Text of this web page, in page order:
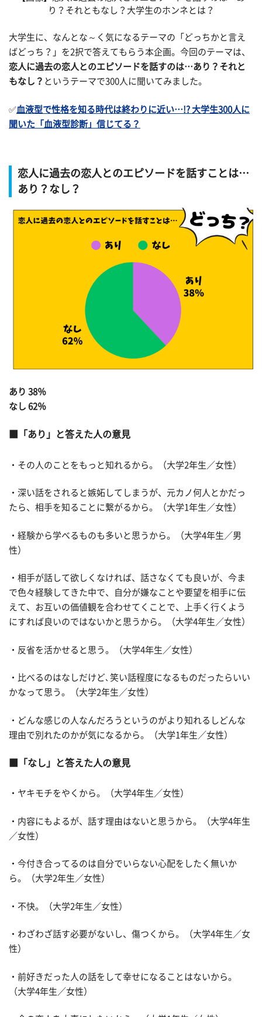
り？それともなし？大学生のホンネとは？
大学生に、なんとな～く気になるテーマの「どっちかと言え
ばどっち？」を2択で答えてもらう本企画。今回のテーマは、
恋人に過去の恋人とのエピソードを話すのは…あり？それと
もなし？ というテーマで300人に聞いてみました。
✅血液型で性格を知る時代は終わりに近い…!? 大学生300人に
聞いた「血液型診断」信じてる？
恋人に過去の恋人とのエピソードを話すことは…
あり？なし？
あり 38％
なし 62％
「あり」と答えた人の意見
・その人のことをもっと知れるから。（大学2年生／女性）
・深い話をされると嫉妬してしまうが、元カノ何人とかだっ
たら、相手を知ることに繋がるから。（大学1年生／女性）
・経験から学べるものも多いと思うから。（大学4年生／男
性）
・相手が話して欲しくなければ、話さなくても良いが、今ま
で色々経験してきた中で、自分が嫌なことや要望を相手に伝
えて、お互いの価値観を合わせてくことで、上手く行くよう
にすれば良いのではないかと思うから。（大学4年生／女性）
・反省を活かせると思う。（大学4年生／女性）
・比べるのはなしだけど､笑い話程度になるものだったらいい
かなって思う。（大学2年生／女性）
・どんな感じの人なんだろうというのがより知れるしどんな
理由で別れたのかが気になるから。（大学1年生／女性）
「なし」と答えた人の意見
・ヤキモチをやくから。（大学4年生／女性）
・内容にもよるが、話す理由はないと思うから。（大学4年生
／女性）
・今付き合ってるのは自分でいらない心配をしたく無いか
ら。（大学2年生／女性）
・不快。（大学2年生／女性）
・わざわざ話す必要がないし、傷つくから。（大学4年生／女
性）
・前好きだった人の話をして幸せになることはないから。
（大学4年生／女性）